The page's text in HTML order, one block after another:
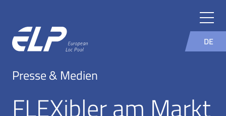
DE
Presse & Medien
FLEXibler am Markt